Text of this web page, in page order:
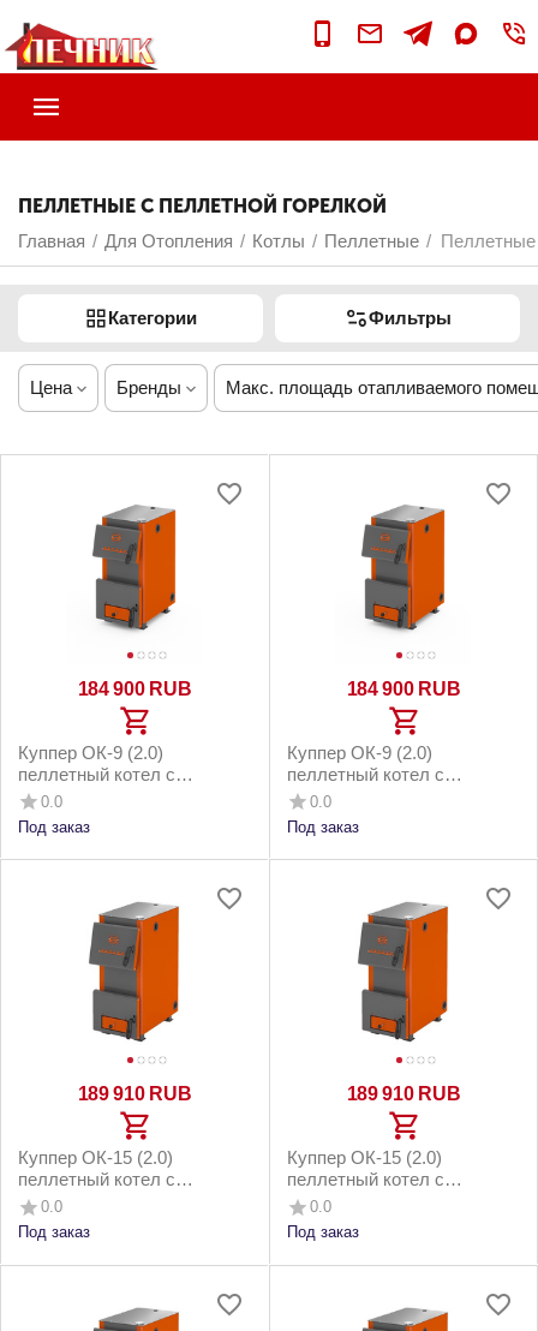
ПЕЛЛЕТНЫЕ С ПЕЛЛЕТНОЙ ГОРЕЛКОЙ
Главная / Для Отопления / Котлы / Пеллетные / Пеллетные
Категории Фильтры
Цена Бренды Макс. площадь отапливаемого
184 900 RUB
Куппер ОК-9 (2.0)
пеллетный котел с
горелкой 26 Норма 3.0 и
напольным бункером до
90м2
0.0
Под заказ
184 900 RUB
Куппер ОК-9 (2.0)
пеллетный котел с
горелкой 26 Норма 3.0 и
котельным бункером до
90м2
0.0
Под заказ
189 910 RUB
Куппер ОК-15 (2.0)
пеллетный котел с
горелкой 26 Норма 3.0 и
котельным бункером 150м2
0.0
Под заказ
189 910 RUB
Куппер ОК-15 (2.0)
пеллетный котел с
горелкой 26 Норма 3.0 и
напольным бункером до
150м2
0.0
Под заказ